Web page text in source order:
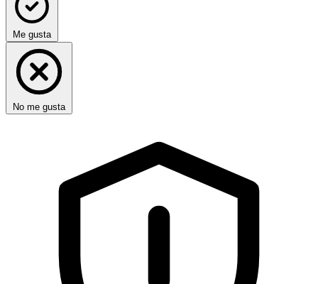
Me gusta
No me gusta